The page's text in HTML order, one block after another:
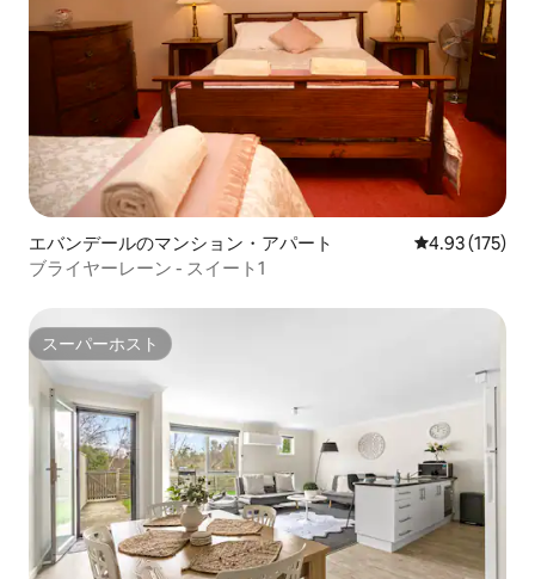
エバンデールのマンション・アパート レビュー175
4.93 (175)
ブライヤーレーン - スイート1
スーパーホスト
スーパーホスト